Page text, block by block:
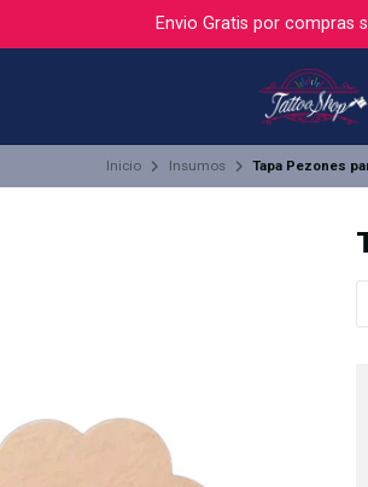
Envio Gratis por compras
Inicio Insumos Tapa Pezones